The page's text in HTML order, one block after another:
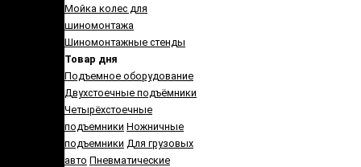
Мойка колес для
шиномонтажа
Шиномонтажные стенды
Товар дня
Подъемное оборудование
Двухстоечные подъёмники
Четырёхстоечные
подъемники Ножничные
подъемники Для грузовых
авто Пневматические